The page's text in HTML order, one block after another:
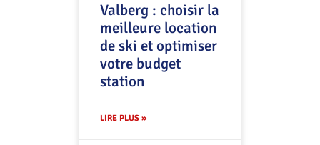
Valberg : choisir la
meilleure location
de ski et optimiser
votre budget
station
LIRE PLUS »